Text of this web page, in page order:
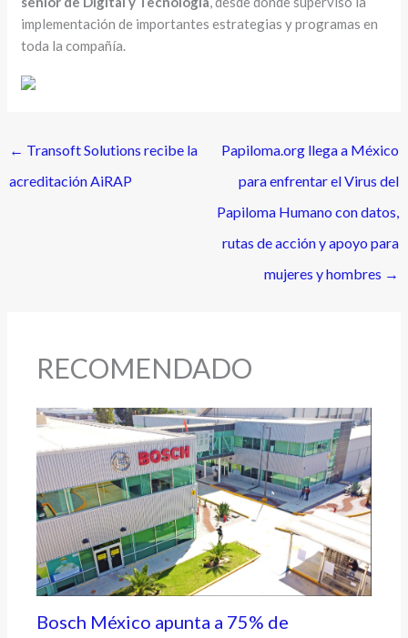
implementación de importantes estrategias y programas en
toda la compañía.
← Transoft Solutions recibe la
acreditación AiRAP
Papiloma.org llega a México
para enfrentar el Virus del
Papiloma Humano con datos,
rutas de acción y apoyo para
mujeres y hombres →
RECOMENDADO
Bosch México apunta a 75% de